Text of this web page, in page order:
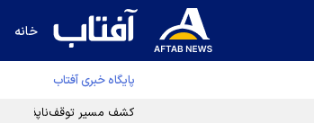
خانه
پایگاه خبری آفتاب
کشف مسیر توقف‌ناپذیری